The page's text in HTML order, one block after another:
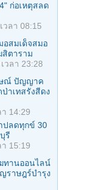
ก่อเหตุสลด
วลา 08:15
อสมเด็จสมอ
สิตาราม
วลา 23:28
ษณ์ ปัญญาค
าเทสรังสีดง
14:29
ปลดทุกข์ 30
รี
15:19
ทานออนไลน์
ราษฎร์บำรุง